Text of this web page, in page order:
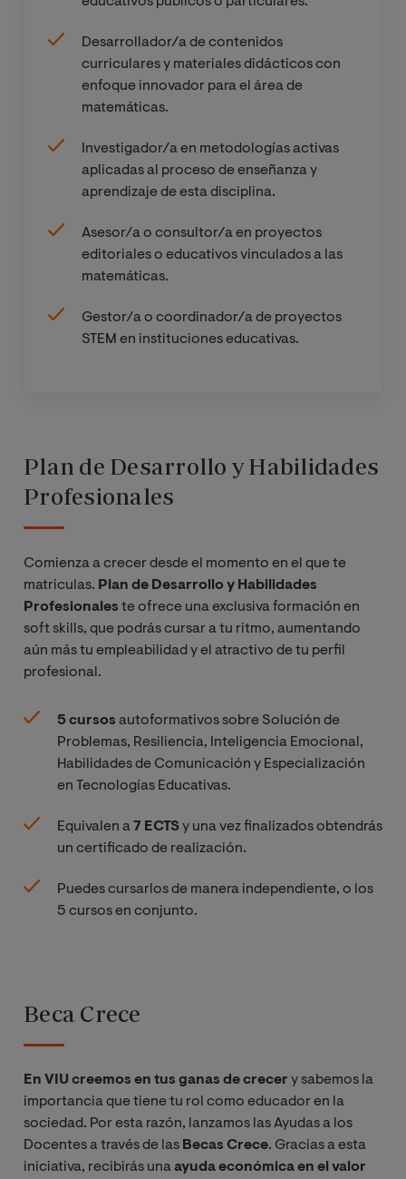
Desarrollador/a de contenidos
curriculares y materiales didácticos con
enfoque innovador para el área de
matemáticas.
Investigador/a en metodologías activas
aplicadas al proceso de enseñanza y
aprendizaje de esta disciplina.
Asesor/a o consultor/a en proyectos
editoriales o educativos vinculados a las
matemáticas.
Gestor/a o coordinador/a de proyectos
STEM en instituciones educativas.
Plan de Desarrollo y Habilidades
Profesionales
Comienza a crecer desde el momento en el que te
matriculas. Plan de Desarrollo y Habilidades
Profesionales te ofrece una exclusiva formación en
soft skills, que podrás cursar a tu ritmo, aumentando
aún más tu empleabilidad y el atractivo de tu perfil
profesional.
5 cursos autoformativos sobre Solución de
Problemas, Resiliencia, Inteligencia Emocional,
Habilidades de Comunicación y Especialización
en Tecnologías Educativas.
Equivalen a7 ECTSy una vez finalizados obtendrás
un certificado de realización.
Puedes cursarlos de manera independiente, o los
5 cursos en conjunto.
Beca Crece
En VIU creemos en tus ganas de crecer y sabemos la
importancia que tiene tu rol como educador en la
sociedad. Por esta razón, lanzamos las Ayudas a los
Docentes a través de las Becas Crece. Gracias a esta
iniciativa, recibirás unaayuda económica en el valor